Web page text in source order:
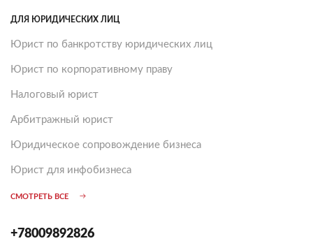
ДЛЯ ЮРИДИЧЕСКИХ ЛИЦ
Юрист по банкротству юридических лиц
Юрист по корпоративному праву
Налоговый юрист
Арбитражный юрист
Юридическое сопровождение бизнеса
Юрист для инфобизнеса
СМОТРЕТЬ ВСЕ
+78009892826